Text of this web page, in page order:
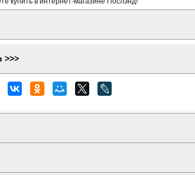
>>>